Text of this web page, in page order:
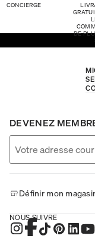
CONCIERGE
DE
DEVENEZ
Définir mon
NOUS SUIVRE